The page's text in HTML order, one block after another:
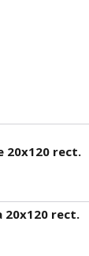
20x120 rect.
20x120 rect.